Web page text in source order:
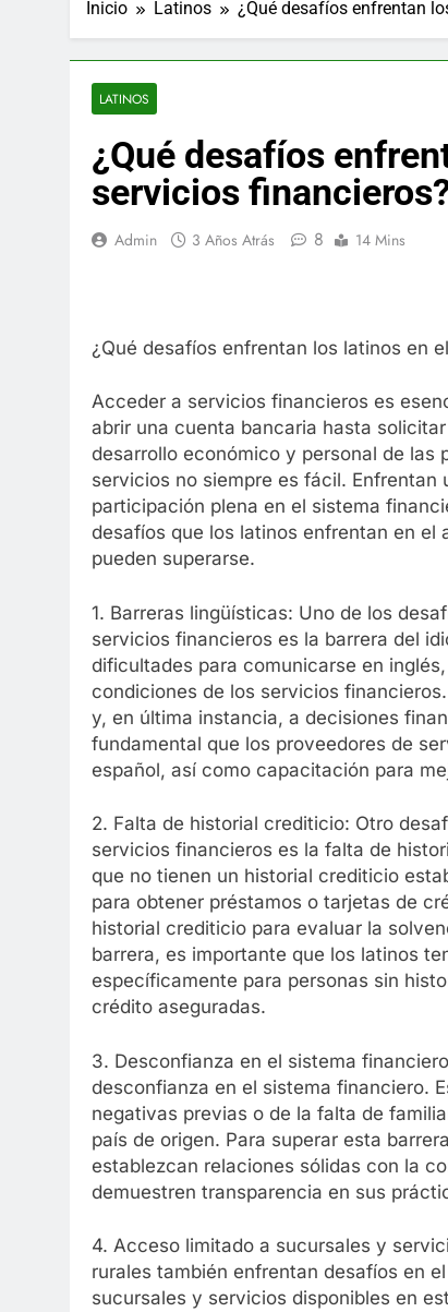
Inicio Latinos ¿Qué desafíos enfrentan
LATINOS
¿Qué desafíos
servicios
Admin 3 Años Atrás 8 14 Mins
¿Qué desafíos enfrentan los latinos en
Acceder a servicios financieros es
abrir una cuenta bancaria hasta
desarrollo económico y personal de las
servicios no siempre es fácil.
participación plena en el sistema
desafíos que los latinos enfrentan en
pueden superarse.
1. Barreras lingüísticas: Uno de los
servicios financieros es la barrera del
dificultades para comunicarse en
condiciones de los servicios
y, en última instancia, a decisiones
fundamental que los proveedores de
español, así como capacitación para
2. Falta de historial crediticio: Otro
servicios financieros es la falta de
que no tienen un historial crediticio
para obtener préstamos o tarjetas de
historial crediticio para evaluar la
barrera, es importante que los latinos
específicamente para personas sin
crédito aseguradas.
3. Desconfianza en el sistema
desconfianza en el sistema financiero.
negativas previas o de la falta de
país de origen. Para superar esta
establezcan relaciones sólidas con la
demuestren transparencia en sus
4. Acceso limitado a sucursales y
rurales también enfrentan desafíos en
sucursales y servicios disponibles en